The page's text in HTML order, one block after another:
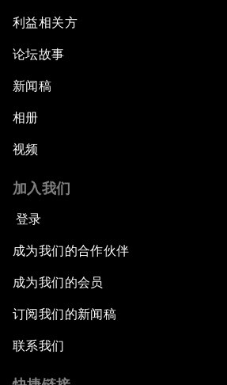
利益相关方
论坛故事
新闻稿
相册
视频
加入我们
登录
成为我们的合作伙伴
成为我们的会员
订阅我们的新闻稿
联系我们